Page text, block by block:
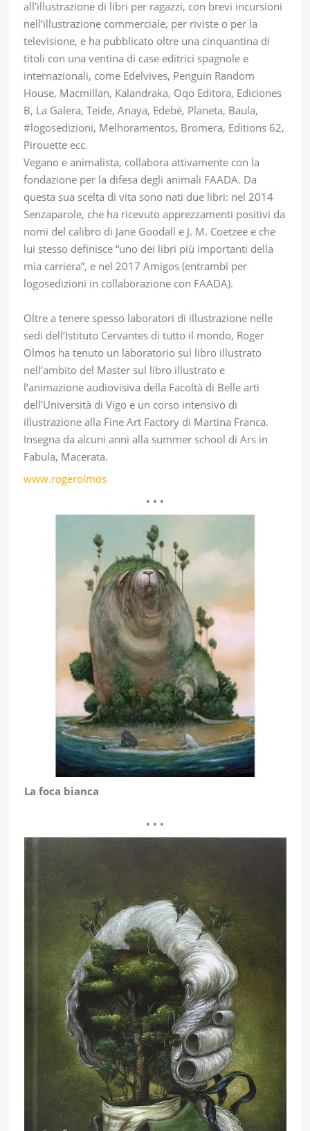
all’illustrazione di libri per ragazzi, con brevi incursioni
nell’illustrazione commerciale, per riviste o per la
televisione, e ha pubblicato oltre una cinquantina di
titoli con una ventina di case editrici spagnole e
internazionali, come Edelvives, Penguin Random
House, Macmillan, Kalandraka, Oqo Editora, Ediciones
B, La Galera, Teide, Anaya, Edebé, Planeta, Baula,
#logosedizioni, Melhoramentos, Bromera, Editions 62,
Pirouette ecc.
Vegano e animalista, collabora attivamente con la
fondazione per la difesa degli animali FAADA. Da
questa sua scelta di vita sono nati due libri: nel 2014
Senzaparole, che ha ricevuto apprezzamenti positivi da
nomi del calibro di Jane Goodall e J. M. Coetzee e che
lui stesso definisce “uno dei libri più importanti della
mia carriera”, e nel 2017 Amigos (entrambi per
logosedizioni in collaborazione con FAADA).
Oltre a tenere spesso laboratori di illustrazione nelle
sedi dell’Istituto Cervantes di tutto il mondo, Roger
Olmos ha tenuto un laboratorio sul libro illustrato
nell’ambito del Master sul libro illustrato e
l’animazione audiovisiva della Facoltà di Belle arti
dell’Università di Vigo e un corso intensivo di
illustrazione alla Fine Art Factory di Martina Franca.
Insegna da alcuni anni alla summer school di Ars in
Fabula, Macerata.
www.rogerolmos
• • •
La foca bianca
• • •